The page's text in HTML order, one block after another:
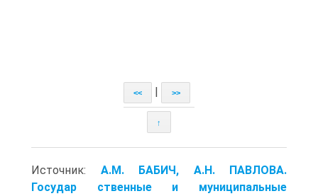
<< >>
↑
Источник: A.M. БАБИЧ, A.H. ПАВЛОВА.
Государ ственные и муниципальные